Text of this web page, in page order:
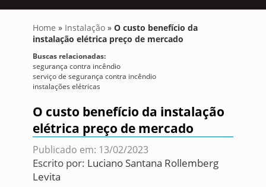
Home » Instalação » O custo benefício da
instalação elétrica preço de mercado
Buscas relacionadas:
segurança contra incêndio
serviço de segurança contra incêndio
instalações elétricas
O custo benefício da instalação
elétrica preço de mercado
Publicado em: 13/02/2023
Escrito por: Luciano Santana Rollemberg
Levita